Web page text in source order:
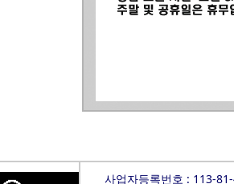
사업자등록번호 : 113-